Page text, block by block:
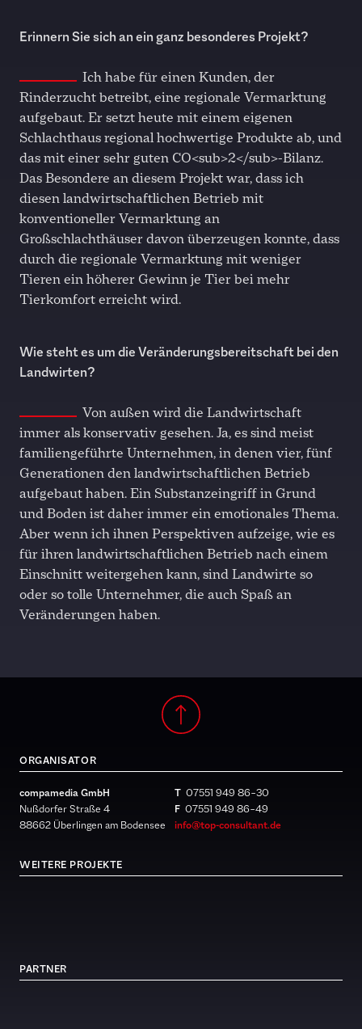
Erinnern Sie sich an ein ganz besonderes Projekt?
Ich habe für einen Kunden, der
Rinderzucht betreibt, eine regionale Vermarktung
aufgebaut. Er setzt heute mit einem eigenen
Schlachthaus regional hochwertige Produkte ab, und
das mit einer sehr guten CO<sub>2</sub>-Bilanz.
Das Besondere an diesem Projekt war, dass ich
diesen landwirtschaftlichen Betrieb mit
konventioneller Vermarktung an
Großschlachthäuser davon überzeugen konnte, dass
durch die regionale Vermarktung mit weniger
Tieren ein höherer Gewinn je Tier bei mehr
Tierkomfort erreicht wird.
Wie steht es um die Veränderungsbereitschaft bei den
Landwirten?
Von außen wird die Landwirtschaft
immer als konservativ gesehen. Ja, es sind meist
familiengeführte Unternehmen, in denen vier, fünf
Generationen den landwirtschaftlichen Betrieb
aufgebaut haben. Ein Substanzeingriff in Grund
und Boden ist daher immer ein emotionales Thema.
Aber wenn ich ihnen Perspektiven aufzeige, wie es
für ihren landwirtschaftlichen Betrieb nach einem
Einschnitt weitergehen kann, sind Landwirte so
oder so tolle Unternehmer, die auch Spaß an
Veränderungen haben.
ORGANISATOR
compamedia GmbH
Nußdorfer Straße 4
88662 Überlingen am Bodensee
T 07551 949 86 – 30
F 07551 949 86 – 49
info@top-consultant.de
WEITERE PROJEKTE
PARTNER